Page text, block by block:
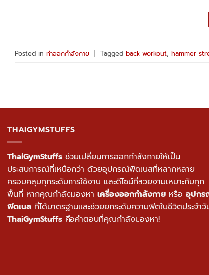
Posted in ท่าออกกำลังกาย | Tagged back workout, hammer
THAIGYMSTUFFS
ThaiGymStuffs ช่วยเปลี่ยนการออกกำลังกายให้เป็น
ประสบการณ์ที่เหนือกว่า ด้วยอุปกรณ์ฟิตเนสที่หลากหลาย
ครอบคลุมทุกระดับการใช้งาน และดีไซน์ที่สวยงามเหมาะกับทุก
พื้นที่ หากคุณกำลังมองหา เครื่องออกกำลังกาย หรือ อุปก
ฟิตเนส ที่ได้มาตรฐานและช่วยยกระดับความฟิตในชีวิตประจำวั
ThaiGymStuffs คือคำตอบที่คุณกำลังมองหา!